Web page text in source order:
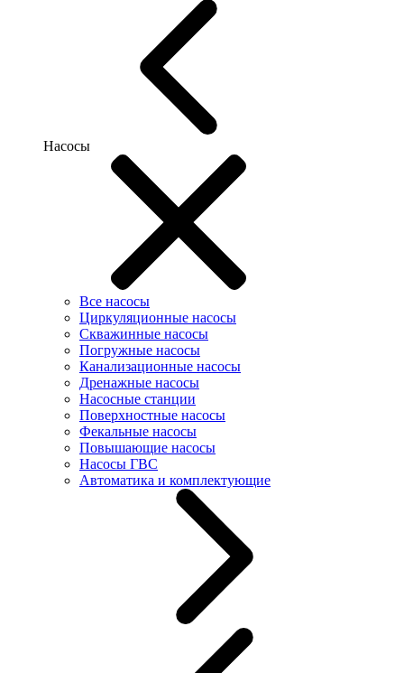
Насосы
Все насосы
Циркуляционные насосы
Скважинные насосы
Погружные насосы
Канализационные насосы
Дренажные насосы
Насосные станции
Поверхностные насосы
Фекальные насосы
Повышающие насосы
Насосы ГВС
Автоматика и комплектующие